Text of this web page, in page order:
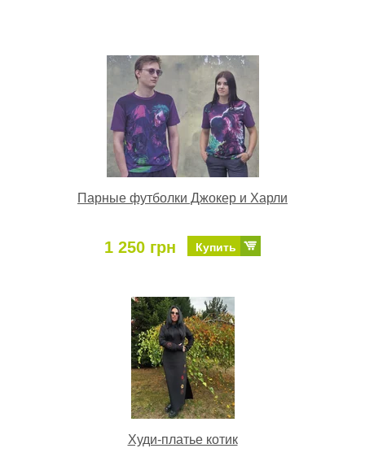
Парные футболки Джокер и Харли
1 250 грн Купить
Худи-платье котик